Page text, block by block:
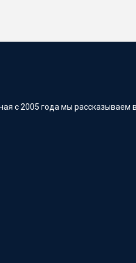
с 2005 года мы